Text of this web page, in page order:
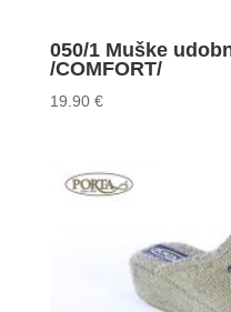
050/1 Muške
/COMFORT/
19.90 €